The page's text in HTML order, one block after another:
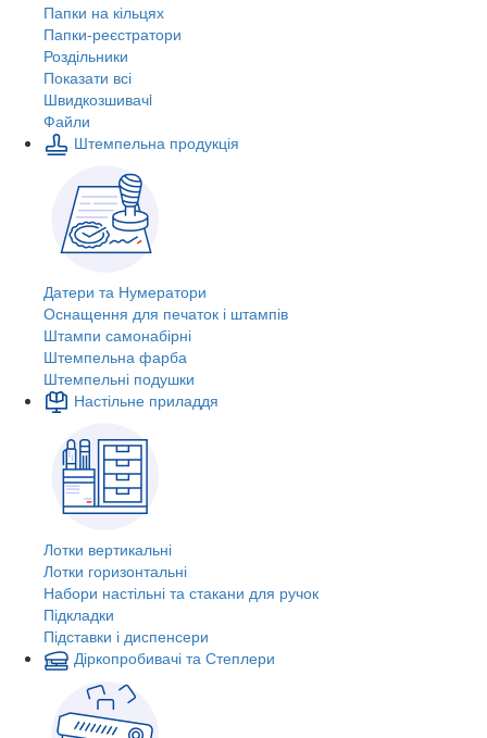
Папки на кільцях
Папки-реєстратори
Роздільники
Показати всі
Швидкозшивачi
Файли
Штемпельна продукція
Датери та Нумератори
Оснащення для печаток і штампів
Штампи самонабірні
Штемпельна фарба
Штемпельні подушки
Настільне приладдя
Лотки вертикальні
Лотки горизонтальні
Набори настільні та стакани для ручок
Підкладки
Підставки і диспенсери
Діркопробивачі та Степлери